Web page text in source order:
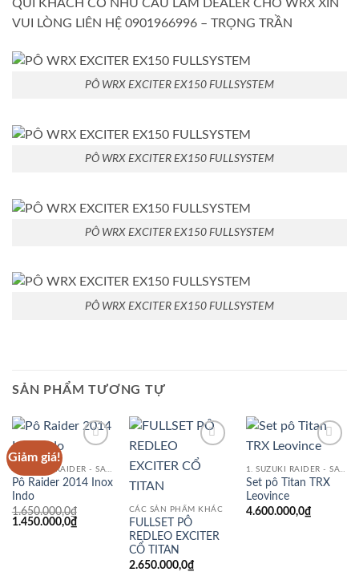
QUÍ KHÁCH CÓ NHU CẦU LÀM DEALER CHO WRX XIN
VUI LÒNG LIÊN HỆ 0901966996 – TRỌNG TRẦN
PÔ WRX EXCITER EX150 FULLSYSTEM
PÔ WRX EXCITER EX150 FULLSYSTEM
PÔ WRX EXCITER EX150 FULLSYSTEM
PÔ WRX EXCITER EX150 FULLSYSTEM
SẢN PHẨM TƯƠNG TỰ
Giảm giá!
wishlist1. SUZUKI RAIDER - SATRIA FU 150 BÌNH XĂNG CON
Pô Raider 2014 Inox
Indo
1.650.000,0₫
Giá
1.450.000,0₫Giá
hiện
1.450.000,0₫.
Add to
wishlist
CÁC SẢN PHẨM KHÁC
FULLSET PÔ
REDLEO EXCITER
CỔ TITAN
2.650.000,0₫
wishlist1. SUZUKI RAIDER - SATRIA FU 150 BÌNH XĂNG CON
Set pô Titan TRX
Leovince
4.600.000,0₫